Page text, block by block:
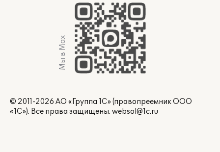
Мы в Max
© 2011-2026 АО «Группа 1С» (правопреемник ООО
«1С»). Все права защищены. websol@1c.ru